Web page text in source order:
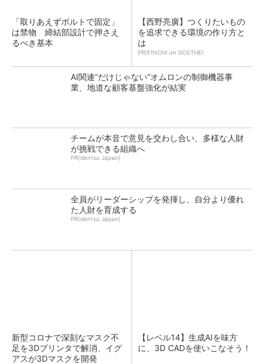
「取りあえずボルトで固定」
は禁物 締結部設計で押さえ
るべき基本
【西野亮廣】つくりたいもの
を追求できる環境の作り方と
は
PR(FINCHI on GOETHE)
AI関連“だけじゃない”オムロンの制御機器事
業、地道な顧客基盤強化が結実
チームが本音で意見を交わし合い、多様な人財
が挑戦できる組織へ
PR(dentsu Japan)
全員がリーダーシップを発揮し、自分より優れ
た人財を育成する
PR(dentsu Japan)
新型コロナで深刻なマスク不
足を3Dプリンタで解消、イグ
アスが3Dマスクを開発
【レベル14】生成AIを味方
に、3D CADを使いこなそう！